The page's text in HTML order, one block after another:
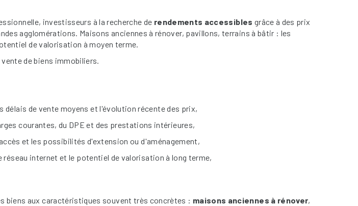
investisseurs à la recherche de rendements accessibles grâce à des prix
agglomérations. Maisons anciennes à rénover, pavillons, terrains à bâtir : les
de valorisation à moyen terme.
de biens immobiliers.
de vente moyens et l'évolution récente des prix,
courantes, du DPE et des prestations intérieures,
et les possibilités d'extension ou d'aménagement,
internet et le potentiel de valorisation à long terme,
biens aux caractéristiques souvent très concrètes : maisons anciennes à rénover,